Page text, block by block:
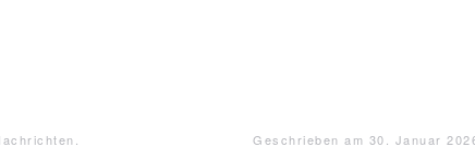
Geschrieben am 30. Januar